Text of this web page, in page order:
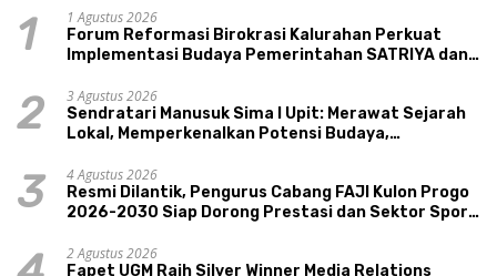
1
1 Agustus 2026
Forum Reformasi Birokrasi Kalurahan Perkuat
Implementasi Budaya Pemerintahan SATRIYA dan
2
3 Agustus 2026
Sendratari Manusuk Sima I Upit: Merawat Sejarah
Lokal, Memperkenalkan Potensi Budaya,
3
4 Agustus 2026
Resmi Dilantik, Pengurus Cabang FAJI Kulon Progo
2026-2030 Siap Dorong Prestasi dan Sektor Sport
2 Agustus 2026
Fapet UGM Raih Silver Winner Media Relations